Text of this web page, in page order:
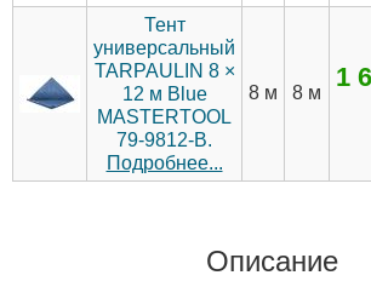
Тент
универсальный
TARPAULIN 8 ×
12 м Blue
MASTERTOOL
79-9812-В.
Подробнее...
8 м 8 м
1
Описание